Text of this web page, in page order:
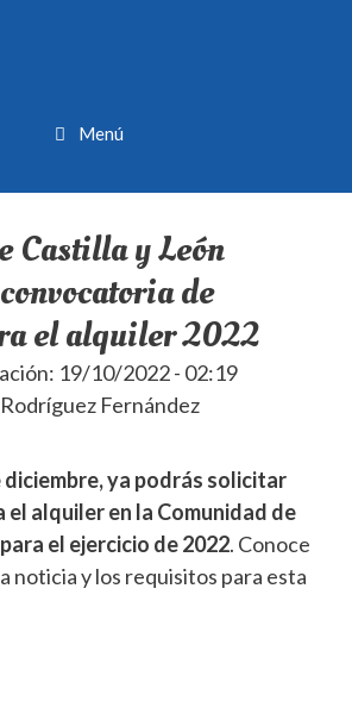
Menú
Castilla y León
de
el alquiler 2022
19/10/2022 - 02:19
Fernández
diciembre, ya podrás solicitar
el alquiler en la Comunidad de
el ejercicio de 2022. Conoce
noticia y los requisitos para esta